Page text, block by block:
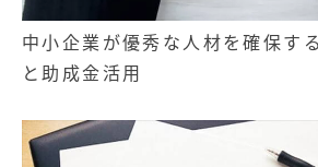
中小企業が優秀な人材を確保す
と助成金活用